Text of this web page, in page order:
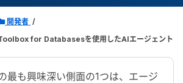
開発者
for Databasesを使用したAIエージェント
最も興味深い側面の1つは、エージ